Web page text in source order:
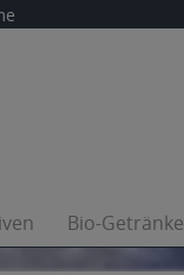
Bio-Getränke